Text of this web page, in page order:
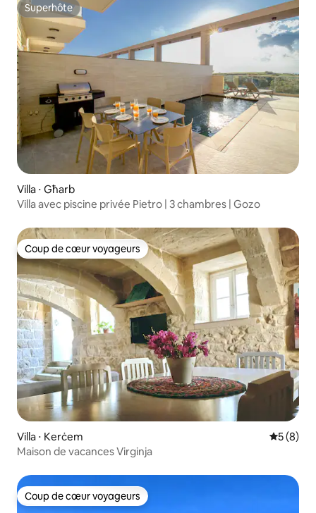
Superhôte
Superhôte
Villa ⋅ Għarb
Villa avec piscine privée Pietro | 3 chambres | Gozo
Coup de cœur voyageurs
Coup de cœur voyageurs
Villa ⋅ Kerċem
5 (8)
Maison de vacances Virginja
Coup de cœur voyageurs
Coup de cœur voyageurs